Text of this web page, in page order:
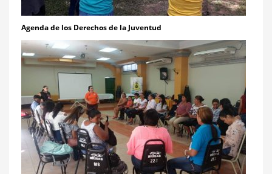
Agenda de los Derechos de la Juventud